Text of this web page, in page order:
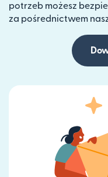
potrzeb możesz
za pośrednictwem